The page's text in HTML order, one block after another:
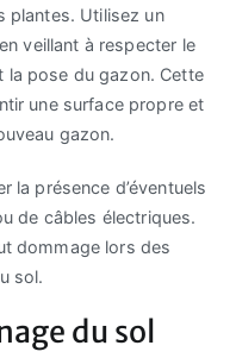
plantes. Utilisez un
veillant à respecter le
la pose du gazon. Cette
une surface propre et
gazon.
la présence d’éventuels
de câbles électriques.
dommage lors des
sol.
du sol